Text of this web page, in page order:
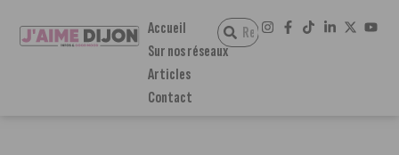
Accueil
Sur nos réseaux
Articles
Contact